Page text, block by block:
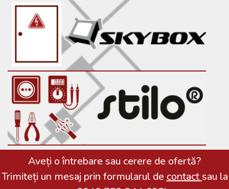
Aveți o întrebare sau cerere de ofertă?
Trimiteți un mesaj prin formularul de contactsau la